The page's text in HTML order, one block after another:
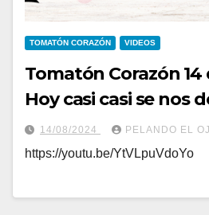
TOMATÓN CORAZÓN VIDEOS
Tomatón Corazón
Hoy casi casi se nos
14/08/2024 PELANDO EL
https://youtu.be/YtVLpuVdoYo